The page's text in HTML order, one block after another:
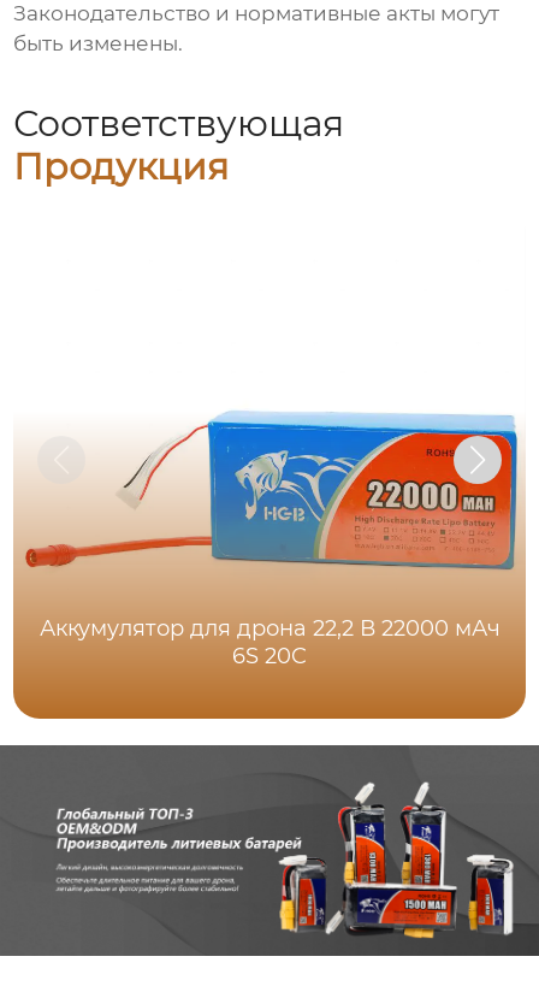
Законодательство и нормативные акты могут
быть изменены.
Соответствующая
Продукция
Аккумулятор для дрона 22,2 В 22000 мАч
6S 20C